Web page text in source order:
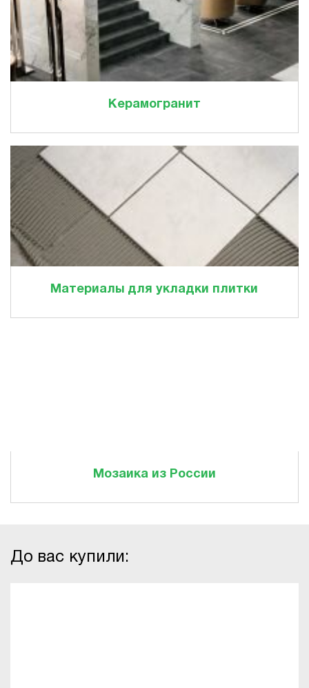
Керамогранит
Материалы для укладки плитки
Мозаика из России
До вас купили: